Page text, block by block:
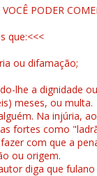
PODER
que:<<<
ou difamação;
lhe a dignidade
meses, ou multa.
Na injúria,
fortes como
com que a
ou origem.
diga que